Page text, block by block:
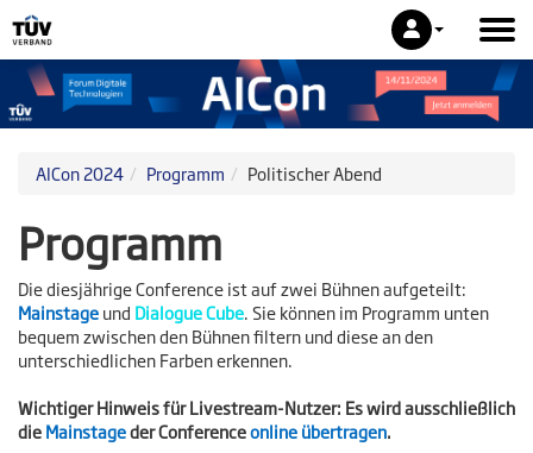
AICon 2024 Programm Politischer Abend
Programm
Die diesjährige Conference ist auf zwei Bühnen aufgeteilt:
Mainstageund Dialogue Cube.Sie können im Programm unten
bequem zwischen den Bühnen filtern und diese an den
unterschiedlichen Farben erkennen.
Wichtiger Hinweis für Livestream-Nutzer: Es wird ausschließlich
dieMainstageder Conferenceonline übertragen.